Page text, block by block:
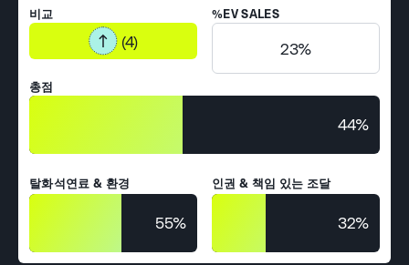
비교
(4)
%EV SALES
23%
총점
44%
탈화석연료 & 환경
55%
인권 & 책임 있는 조달
32%